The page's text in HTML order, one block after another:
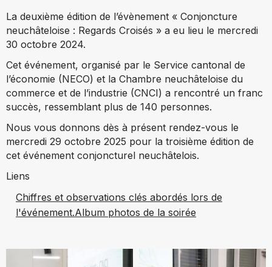
La deuxième édition de l’évènement « Conjoncture
neuchâteloise : Regards Croisés » a eu lieu le mercredi
30 octobre 2024.
Cet événement, organisé par le Service cantonal de
l’économie (NECO) et la Chambre neuchâteloise du
commerce et de l’industrie (CNCI) a rencontré un franc
succès, ressemblant plus de 140 personnes.
Nous vous donnons dès à présent rendez-vous le
mercredi 29 octobre 2025 pour la troisième édition de
cet événement conjoncturel neuchâtelois.
Liens
Chiffres et observations clés abordés lors de
l'événement.Album photos de la soirée